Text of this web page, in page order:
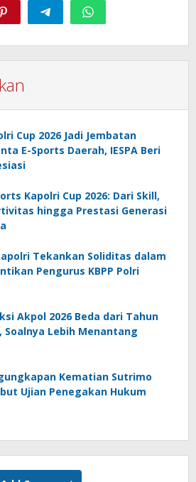
Cup 2026 Jadi Jembatan
E-Sports Daerah, IESPA Beri
Kapolri Cup 2026: Dari Skill,
hingga Prestasi Generasi
Tekankan Soliditas dalam
Pengurus KBPP Polri
Akpol 2026 Beda dari Tahun
Soalnya Lebih Menantang
Kematian Sutrimo
Ujian Penegakan Hukum